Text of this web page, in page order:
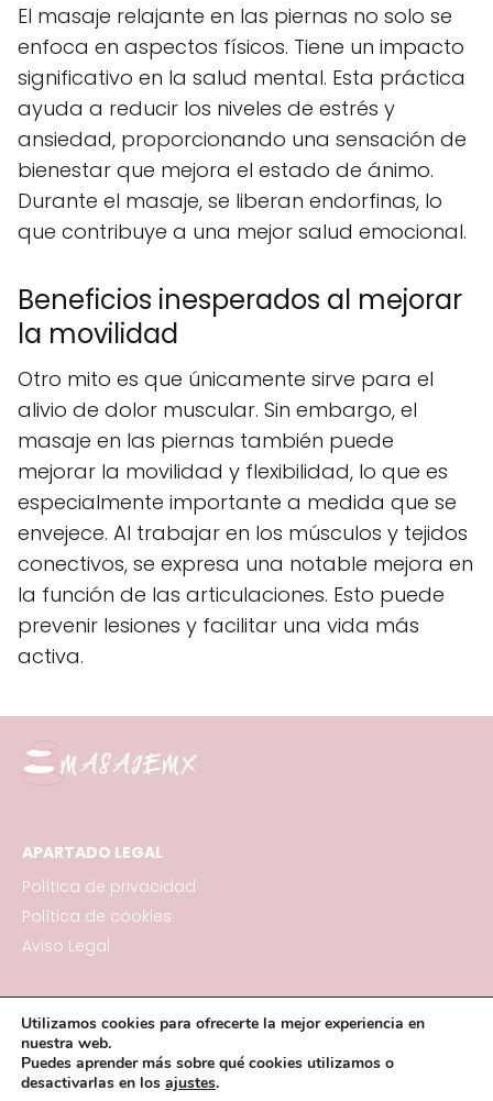
El masaje relajante en las piernas no solo se
enfoca en aspectos físicos. Tiene un impacto
significativo en la salud mental. Esta práctica
ayuda a reducir los niveles de estrés y
ansiedad, proporcionando una sensación de
bienestar que mejora el estado de ánimo.
Durante el masaje, se liberan endorfinas, lo
que contribuye a una mejor salud emocional.
Beneficios inesperados al mejorar
la movilidad
Otro mito es que únicamente sirve para el
alivio de dolor muscular. Sin embargo, el
masaje en las piernas también puede
mejorar la movilidad y flexibilidad, lo que es
especialmente importante a medida que se
envejece. Al trabajar en los músculos y tejidos
conectivos, se expresa una notable mejora en
la función de las articulaciones. Esto puede
prevenir lesiones y facilitar una vida más
activa.
APARTADO LEGAL
Política de privacidad
Política de cookies
Aviso Legal
Contacto
Blog
Utilizamos cookies para ofrecerte la mejor experiencia en
nuestra web.
Puedes aprender más sobre qué cookies utilizamos o
desactivarlas en los ajustes.